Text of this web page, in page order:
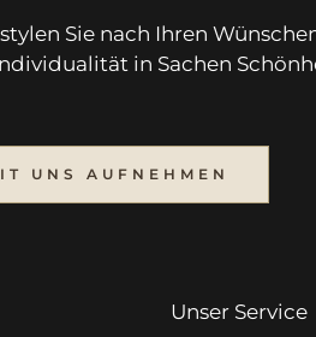
Sie nach Ihren
in Sachen
UNS AUFNEHMEN
Unser Service